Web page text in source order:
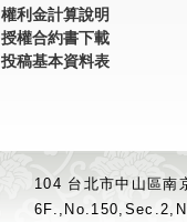
權利金計算說明
授權合約書下載
投稿基本資料表
104 台北市中山區